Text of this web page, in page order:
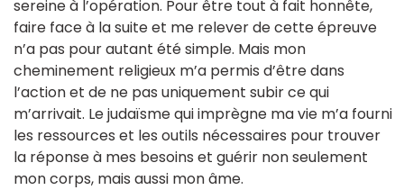
sereine à l’opération. Pour être tout à fait honnête,
faire face à la suite et me relever de cette épreuve
n’a pas pour autant été simple. Mais mon
cheminement religieux m’a permis d’être dans
l’action et de ne pas uniquement subir ce qui
m’arrivait. Le judaïsme qui imprègne ma vie m’a fourni
les ressources et les outils nécessaires pour trouver
la réponse à mes besoins et guérir non seulement
mon corps, mais aussi mon âme.